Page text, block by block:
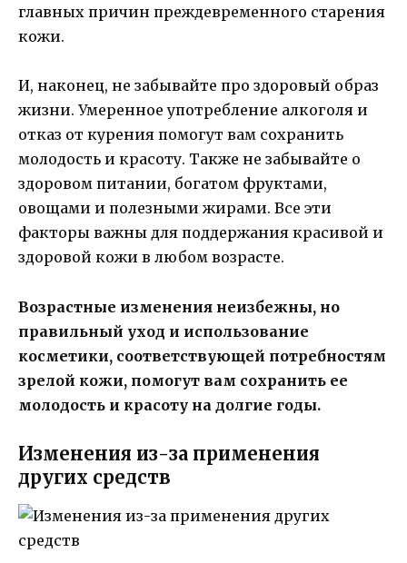
главных причин преждевременного старения
кожи.
И, наконец, не забывайте про здоровый образ
жизни. Умеренное употребление алкоголя и
отказ от курения помогут вам сохранить
молодость и красоту. Также не забывайте о
здоровом питании, богатом фруктами,
овощами и полезными жирами. Все эти
факторы важны для поддержания красивой и
здоровой кожи в любом возрасте.
Возрастные изменения неизбежны, но
правильный уход и использование
косметики, соответствующей потребностям
зрелой кожи, помогут вам сохранить ее
молодость и красоту на долгие годы.
Изменения из-за применения
других средств